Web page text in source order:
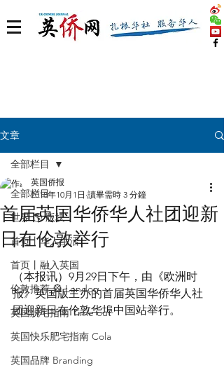
文章
全部栏目
世界 🌎 版块
首页丨华人生活
首页丨融入英国
伦敦推荐 🎡 London
英国脱宅指南 Time out
英国快乐肥宅指南 Cola
英国品牌 Branding
全部栏目
首届英国华侨华人社团迎新
日在伦敦举行
英国侨报
2018年10月1日 讀畢需時 3 分鐘
（本报讯）9月29日下午，由《欧洲时
报》英国版主办的首届英国华侨华人社
团迎新日在伦敦华埠中国站举行。